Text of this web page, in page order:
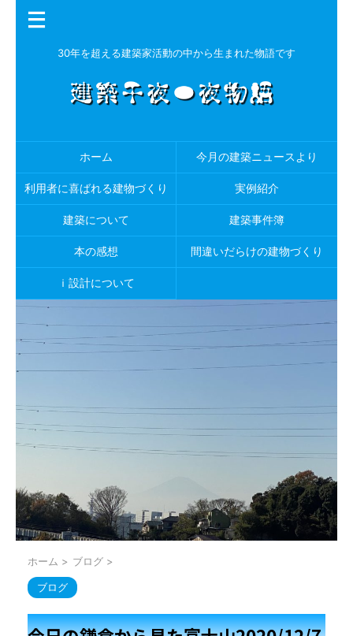
30年を超える建築家活動の中から生まれた物語です
ホーム 今月の建築ニュースより
利用者に喜ばれる建物づくり 実例紹介
建築について 建築事件簿
本の感想 間違いだらけの建物づくり
ｉ設計について
ホーム > ブログ >
ブログ